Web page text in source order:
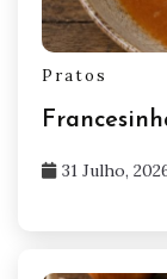
Pratos
31 Julho,